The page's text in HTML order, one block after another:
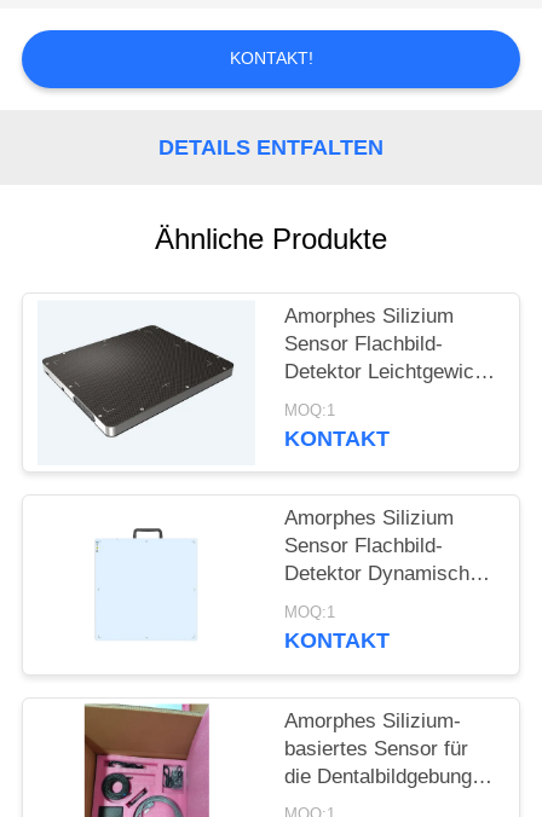
FORDERN
SIE EIN
PRIVACY
POLICY
KONTAKT!
DETAILS ENTFALTEN
Ähnliche Produkte
Amorphes Silizium
Sensor Flachbild-
Detektor Leichtgewicht
geeignet für
hochenergetische
MOQ:1
KONTAKT
Amorphes Silizium
Sensor Flachbild-
Detektor Dynamische
DR und nicht
zerstörende Prüfung
MOQ:1
KONTAKT
Amorphes Silizium-
basiertes Sensor für
die Dentalbildgebung
und industrielle